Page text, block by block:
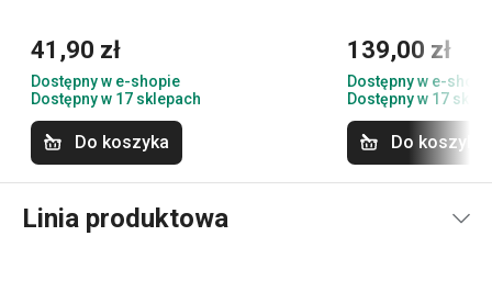
41,90 zł
Dostępny w e-shopie
Dostępny w 17 sklepach
Do koszyka
139,00 zł
Dostępny w e-
Dostępny w 17
Do koszyka
Linia produktowa